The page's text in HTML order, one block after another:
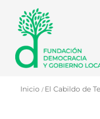
contenido
Inicio El Cabildo de